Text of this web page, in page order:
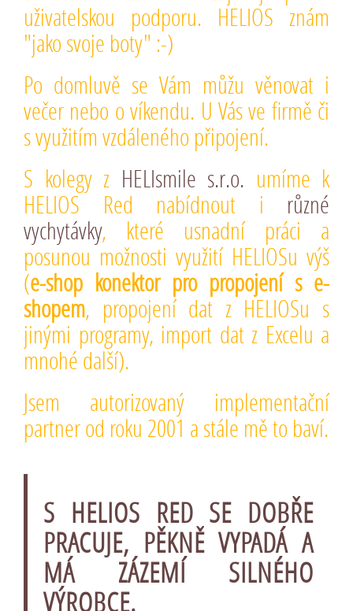
uživatelskou podporu. HELIOS znám
"jako svoje boty" :-)
Po domluvě se Vám můžu věnovat i
večer nebo o víkendu. U Vás ve firmě či
s využitím vzdáleného připojení.
S kolegy z HELIsmile s.r.o. umíme k
HELIOS Red nabídnout i různé
vychytávky, které usnadní práci a
posunou možnosti využití HELIOSu výš
(e-shop konektor pro propojení s e-
shopem, propojení dat z HELIOSu s
jinými programy, import dat z Excelu a
mnohé další).
Jsem autorizovaný implementační
partner od roku 2001 a stále mě to baví.
S HELIOS RED SE DOBŘE
PRACUJE, PĚKNĚ VYPADÁ A
MÁ ZÁZEMÍ SILNÉHO
VÝROBCE.